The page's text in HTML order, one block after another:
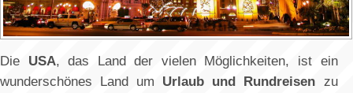
Die USA, das Land der vielen Möglichkeiten, ist ein
wunderschönes Land um Urlaub und Rundreisen zu